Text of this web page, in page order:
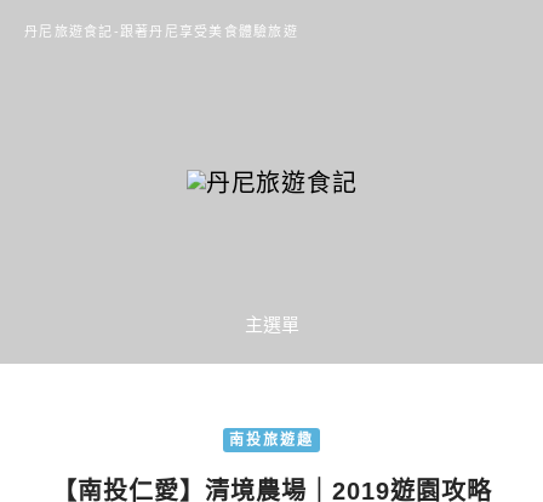
丹尼旅遊食記-跟著丹尼享受美食體驗旅遊
主選單
南投旅遊趣
【南投仁愛】清境農場｜2019遊園攻略